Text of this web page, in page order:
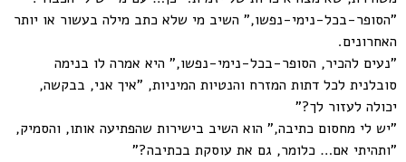
"הסופר-בכל-נימי-נפשו," השיב מי שלא כתב מילה בעשור או יותר
האחרונים.
"נעים להכיר, הסופר-בכל-נימי-נפשו," היא אמרה לו בנימה
סובלנית לכל דתות המזרח והנטיות המיניות, "איך אני, בבקשה,
יכולה לעזור לך?"
"יש לי מחסום כתיבה," הוא השיב בישירות שהפתיעה אותו, והסמיק,
"ותהיתי אם… כלומר, גם את עוסקת בכתיבה?"